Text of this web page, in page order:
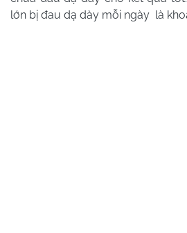
lớn bị đau dạ dày mỗi ngày là